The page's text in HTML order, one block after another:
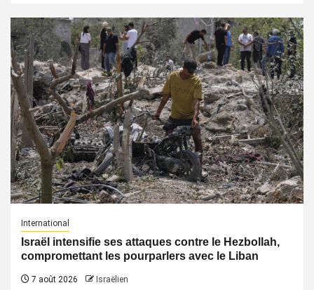
International
Israël intensifie ses attaques contre le Hezbollah,
compromettant les pourparlers avec le Liban
7 août 2026 Israëlien